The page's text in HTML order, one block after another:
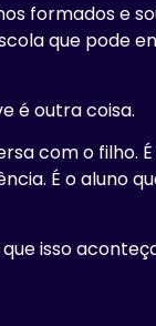
formados e
que pode
é outra coisa.
com o filho.
É o aluno
que isso